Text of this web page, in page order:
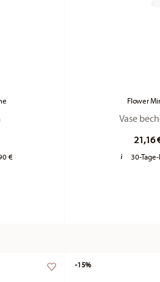
from
€
Flower
Vase
21,16
30-
-15%